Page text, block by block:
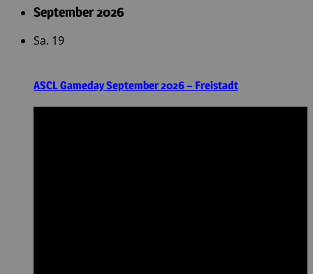
September 2026
Sa. 19
ASCL Gameday September 2026 – Freistadt